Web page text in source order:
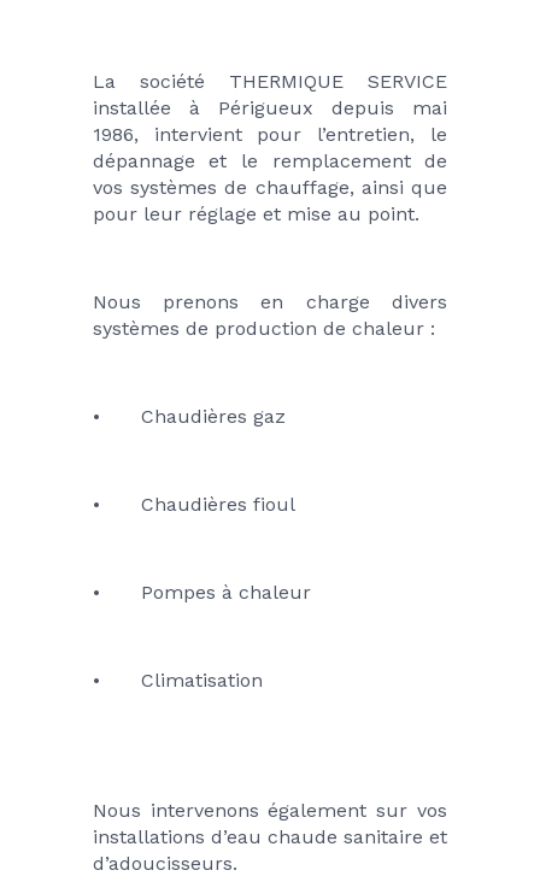
La société THERMIQUE SERVICE
installée à Périgueux depuis mai
1986, intervient pour l’entretien, le
dépannage et le remplacement de
vos systèmes de chauffage, ainsi que
pour leur réglage et mise au point.
Nous prenons en charge divers
systèmes de production de chaleur :
•	Chaudières gaz
•	Chaudières fioul
•	Pompes à chaleur
•	Climatisation
Nous intervenons également sur vos
installations d’eau chaude sanitaire et
d’adoucisseurs.